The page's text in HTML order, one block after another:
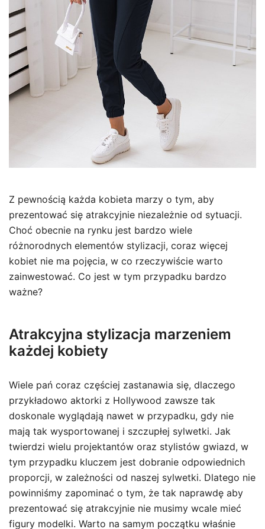
Z pewnością każda kobieta marzy o tym, aby
prezentować się atrakcyjnie niezależnie od sytuacji.
Choć obecnie na rynku jest bardzo wiele
różnorodnych elementów stylizacji, coraz więcej
kobiet nie ma pojęcia, w co rzeczywiście warto
zainwestować. Co jest w tym przypadku bardzo
ważne?
Atrakcyjna stylizacja marzeniem
każdej kobiety
Wiele pań coraz częściej zastanawia się, dlaczego
przykładowo aktorki z Hollywood zawsze tak
doskonale wyglądają nawet w przypadku, gdy nie
mają tak wysportowanej i szczupłej sylwetki. Jak
twierdzi wielu projektantów oraz stylistów gwiazd, w
tym przypadku kluczem jest dobranie odpowiednich
proporcji, w zależności od naszej sylwetki. Dlatego nie
powinniśmy zapominać o tym, że tak naprawdę aby
prezentować się atrakcyjnie nie musimy wcale mieć
figury modelki. Warto na samym początku właśnie